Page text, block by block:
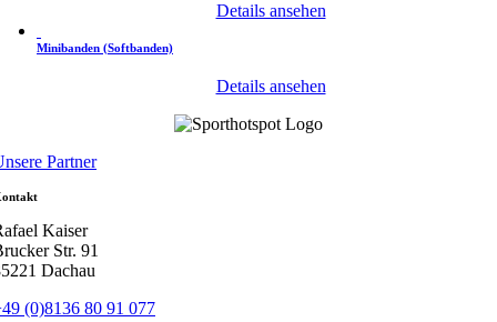
Details ansehen
Minibanden (Softbanden)
Details ansehen
Partner
Kaiser
Str. 91
Dachau
(0)8136 80 91 077